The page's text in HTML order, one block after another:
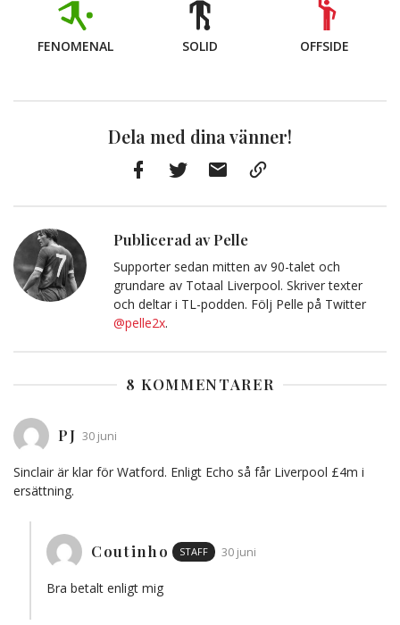
FENOMENAL SOLID OFFSIDE
Dela med dina vänner!
Publicerad av Pelle
Supporter sedan mitten av 90-talet och
grundare av Totaal Liverpool. Skriver texter
och deltar i TL-podden. Följ Pelle på Twitter
@pelle2x.
8 KOMMENTARER
PJ 30 juni
Sinclair är klar för Watford. Enligt Echo så får Liverpool £4m i
ersättning.
Coutinho STAFF 30 juni
Bra betalt enligt mig